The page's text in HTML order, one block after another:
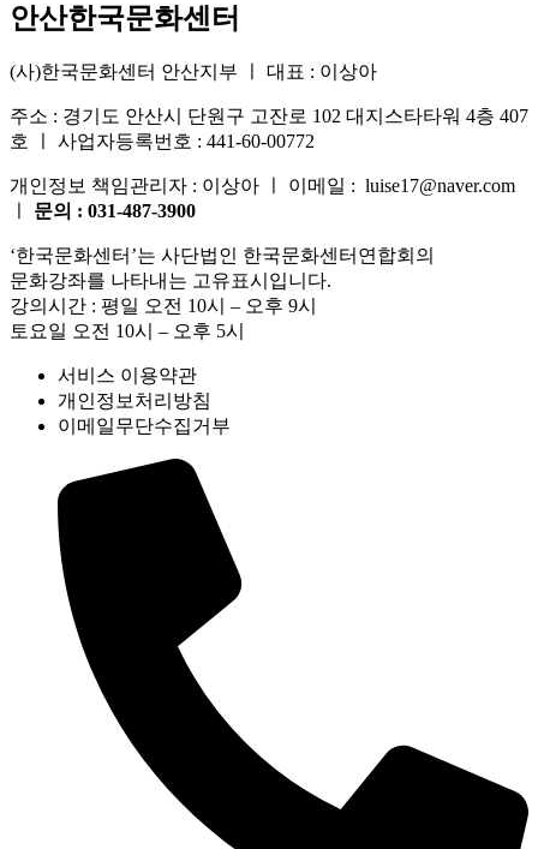
안산한국문화센터
(사)한국문화센터 안산지부 ㅣ 대표 : 이상아
주소 : 경기도 안산시 단원구 고잔로 102 대지스타타워 4층 407
호 ㅣ 사업자등록번호 : 441-60-00772
개인정보 책임관리자 : 이상아 ㅣ 이메일 : luise17@naver.com
문의 : 031-487-3900
‘한국문화센터’는 사단법인 한국문화센터연합회의
문화강좌를 나타내는 고유표시입니다.
강의시간 : 평일 오전 10시 – 오후 9시
토요일 오전 10시 – 오후 5시
서비스 이용약관
개인정보처리방침
이메일무단수집거부